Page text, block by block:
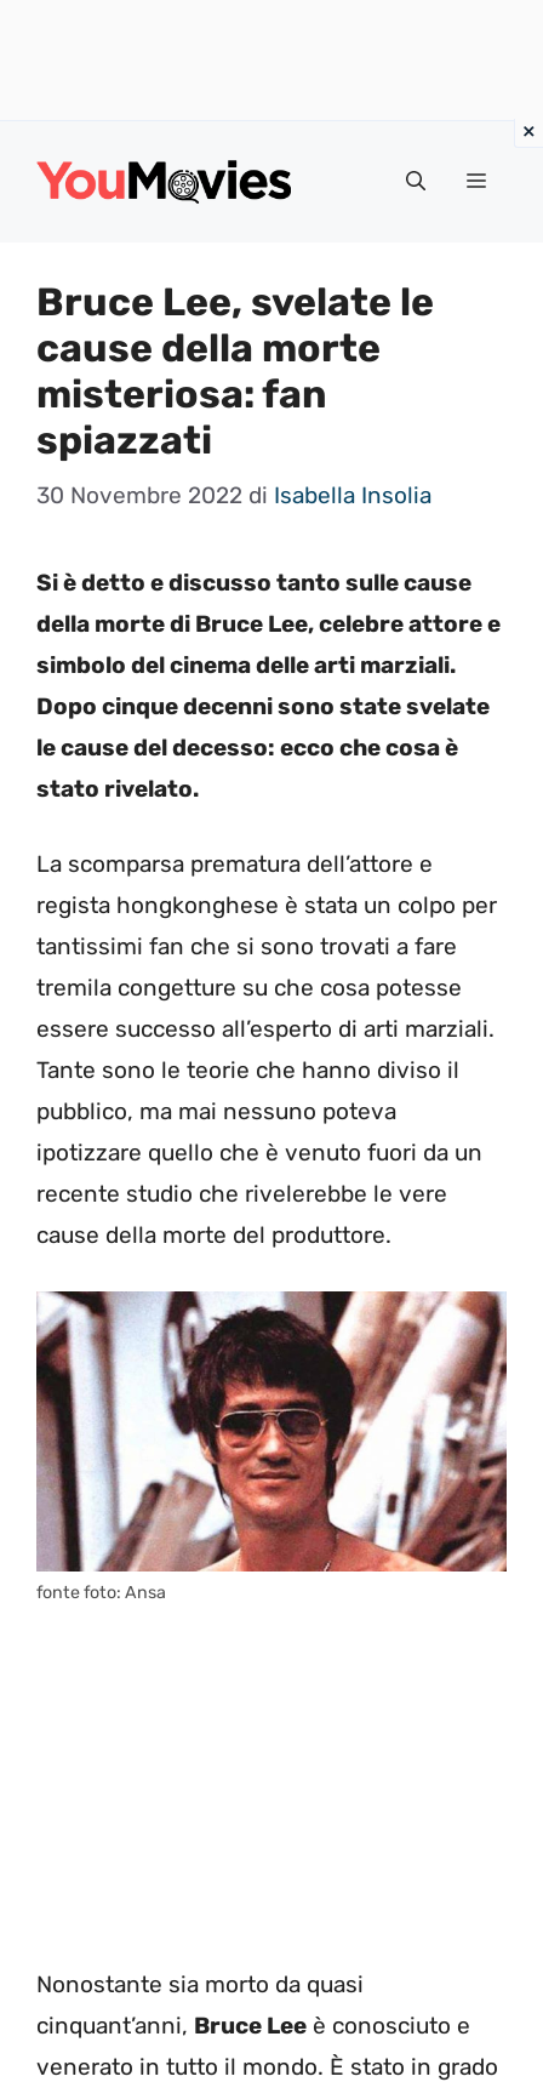
Menu
Bruce Lee, svelate le
cause della morte
misteriosa: fan
spiazzati
30 Novembre 2022 di Isabella Insolia
Si è detto e discusso tanto sulle cause
della morte di Bruce Lee, celebre attore e
simbolo del cinema delle arti marziali.
Dopo cinque decenni sono state svelate
le cause del decesso: ecco che cosa è
stato rivelato.
La scomparsa prematura dell’attore e
regista hongkonghese è stata un colpo per
tantissimi fan che si sono trovati a fare
tremila congetture su che cosa potesse
essere successo all’esperto di arti marziali.
Tante sono le teorie che hanno diviso il
pubblico, ma mai nessuno poteva
ipotizzare quello che è venuto fuori da un
recente studio che rivelerebbe le vere
cause della morte del produttore.
fonte foto: Ansa
Nonostante sia morto da quasi
cinquant’anni, Bruce Lee è conosciuto e
venerato in tutto il mondo. È stato in grado